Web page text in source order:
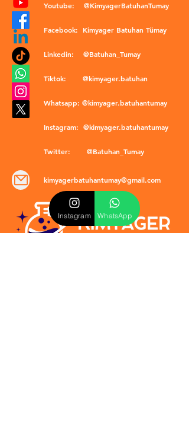
Youtube: @KimyagerBatuhanTumay
Facebook: Kimyager Batuhan Tümay
Linkedin: @Batuhan_Tumay
Tiktok: @kimyager.batuhan
Whatsapp: @kimyager.batuhantumay
Instagram: @kimyager.batuhantumay
Twitter: @Batuhan_Tumay
kimyagerbatuhantumay@gmail.com
Instagram WhatsApp